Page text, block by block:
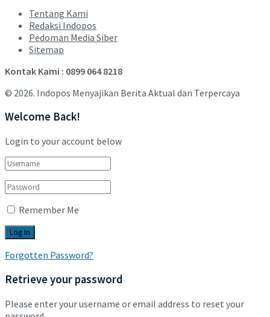
Tentang Kami
Redaksi Indopos
Pedoman Media Siber
Sitemap
Kontak Kami : 0899 064 8218
© 2026. Indopos Menyajikan Berita Aktual dan Terpercaya
Welcome Back!
Login to your account below
Remember Me
Forgotten Password?
Retrieve your password
Please enter your username or email address to reset your